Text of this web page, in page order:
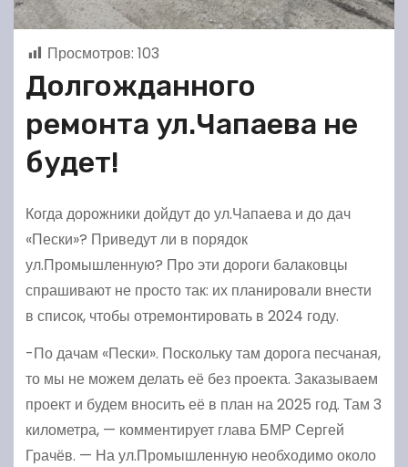
Просмотров: 103
Долгожданного
ремонта ул.Чапаева не
будет!
Когда дорожники дойдут до ул.Чапаева и до дач
«Пески»? Приведут ли в порядок
ул.Промышленную? Про эти дороги балаковцы
спрашивают не просто так: их планировали внести
в список, чтобы отремонтировать в 2024 году.
-По дачам «Пески». Поскольку там дорога песчаная,
то мы не можем делать её без проекта. Заказываем
проект и будем вносить её в план на 2025 год. Там 3
километра, — комментирует глава БМР Сергей
Грачёв. — На ул.Промышленную необходимо около